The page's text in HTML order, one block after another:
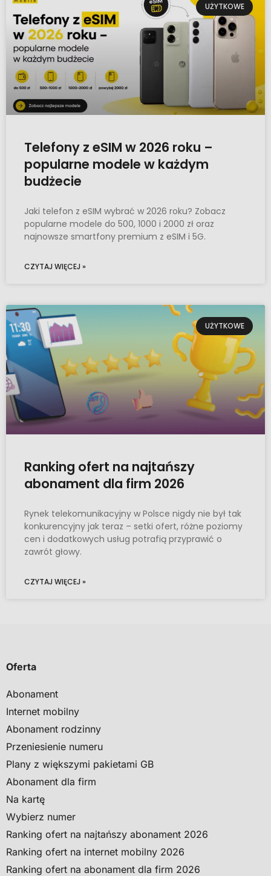
UŻYTKOWE
Telefony z eSIM w 2026 roku –
popularne modele w każdym
budżecie
Jaki telefon z eSIM wybrać w 2026 roku? Zobacz
popularne modele do 500, 1000 i 2000 zł oraz
najnowsze smartfony premium z eSIM i 5G.
CZYTAJ WIĘCEJ »
UŻYTKOWE
Ranking ofert na najtańszy
abonament dla firm 2026
Rynek telekomunikacyjny w Polsce nigdy nie był tak
konkurencyjny jak teraz – setki ofert, różne poziomy
cen i dodatkowych usług potrafią przyprawić o
zawrót głowy.
CZYTAJ WIĘCEJ »
Oferta
Abonament
Internet mobilny
Abonament rodzinny
Przeniesienie numeru
Plany z większymi pakietami GB
Abonament dla firm
Na kartę
Wybierz numer
Ranking ofert na najtańszy abonament 2026
Ranking ofert na internet mobilny 2026
Ranking ofert na abonament dla firm 2026